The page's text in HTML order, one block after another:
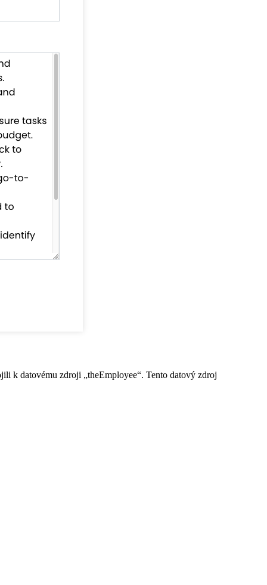
k datovému zdroji „theEmployee“. Tento datový zdroj